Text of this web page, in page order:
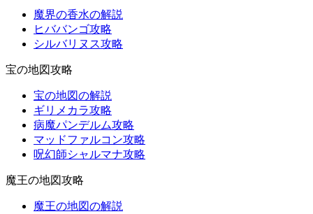
魔界の香水の解説
ヒババンゴ攻略
シルバリヌス攻略
宝の地図攻略
宝の地図の解説
ギリメカラ攻略
病魔パンデルム攻略
マッドファルコン攻略
呪幻師シャルマナ攻略
魔王の地図攻略
魔王の地図の解説